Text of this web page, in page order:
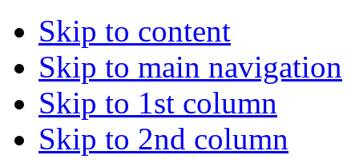
Skip to content
Skip to main navigation
Skip to 1st column
Skip to 2nd column